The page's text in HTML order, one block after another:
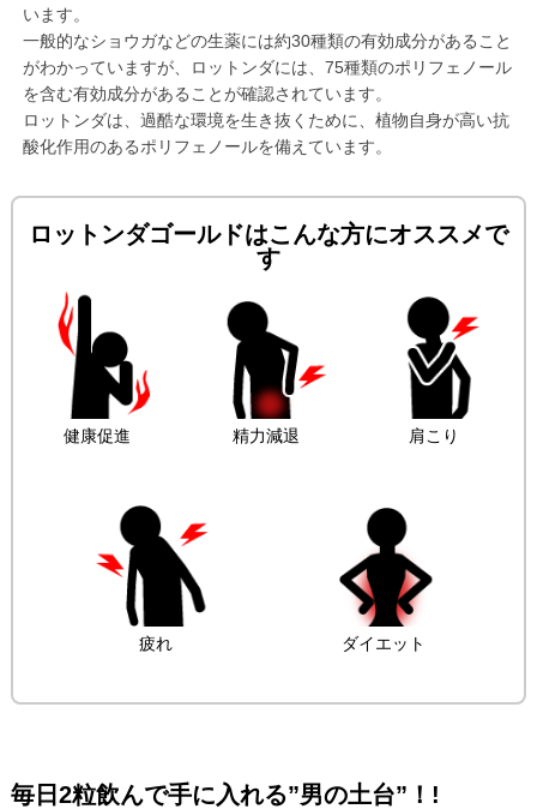
います。
一般的なショウガなどの生薬には約30種類の有効成分があること
がわかっていますが、ロットンダには、75種類のポリフェノール
を含む有効成分があることが確認されています。
ロットンダは、過酷な環境を生き抜くために、植物自身が高い抗
酸化作用のあるポリフェノールを備えています。
ロットンダゴールドはこんな方にオススメで
す
健康促進 精力減退 肩こり
疲れ ダイエット
毎日2粒飲んで手に入れる”男の土台”！!